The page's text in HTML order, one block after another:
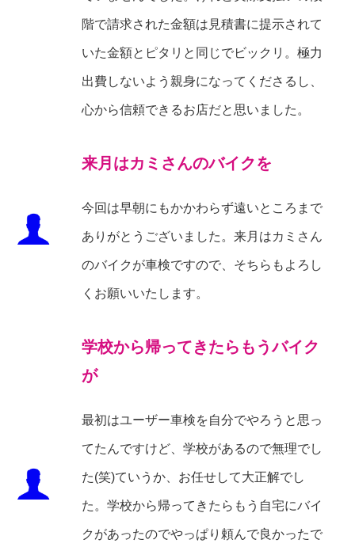
階で請求された金額は見積書に提示されて
いた金額とピタリと同じでビックリ。極力
出費しないよう親身になってくださるし、
心から信頼できるお店だと思いました。
来月はカミさんのバイクを
今回は早朝にもかかわらず遠いところまで
ありがとうございました。来月はカミさん
のバイクが車検ですので、そちらもよろし
くお願いいたします。
学校から帰ってきたらもうバイク
が
最初はユーザー車検を自分でやろうと思っ
てたんですけど、学校があるので無理でし
た(笑)ていうか、お任せして大正解でし
た。学校から帰ってきたらもう自宅にバイ
クがあったのでやっぱり頼んで良かったで